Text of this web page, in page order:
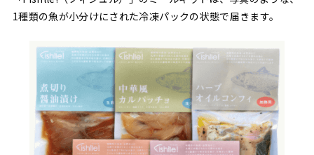
1種類の魚が小分けにされた冷凍パックの状態で届きます。